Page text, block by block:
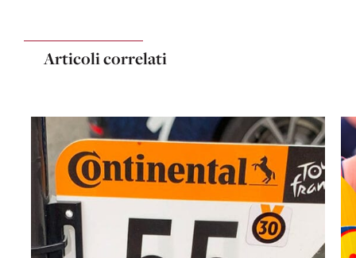
Articoli correlati